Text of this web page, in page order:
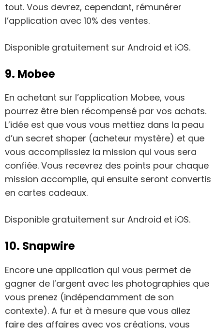
tout. Vous devrez, cependant, rémunérer
l’application avec 10% des ventes.
Disponible gratuitement sur Android et iOS.
9. Mobee
En achetant sur l’application Mobee, vous
pourrez être bien récompensé par vos achats.
L’idée est que vous vous mettiez dans la peau
d’un secret shoper (acheteur mystère) et que
vous accomplissiez la mission qui vous sera
confiée. Vous recevrez des points pour chaque
mission accomplie, qui ensuite seront convertis
en cartes cadeaux.
Disponible gratuitement sur Android et iOS.
10. Snapwire
Encore une application qui vous permet de
gagner de l’argent avec les photographies que
vous prenez (indépendamment de son
contexte). A fur et à mesure que vous allez
faire des affaires avec vos créations, vous